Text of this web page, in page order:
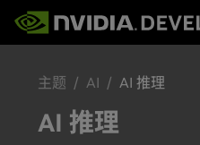
首页
博客
论坛 (英文)
文档
主题
平台与工具
资源
主题 AI AI 推理
AI 推理